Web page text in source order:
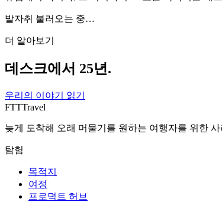
발자취 불러오는 중…
더 알아보기
데스크에서 25년.
우리의 이야기 읽기
FTTTravel
늦게 도착해 오래 머물기를 원하는 여행자를 위한
탐험
목적지
여정
프로덕트 허브